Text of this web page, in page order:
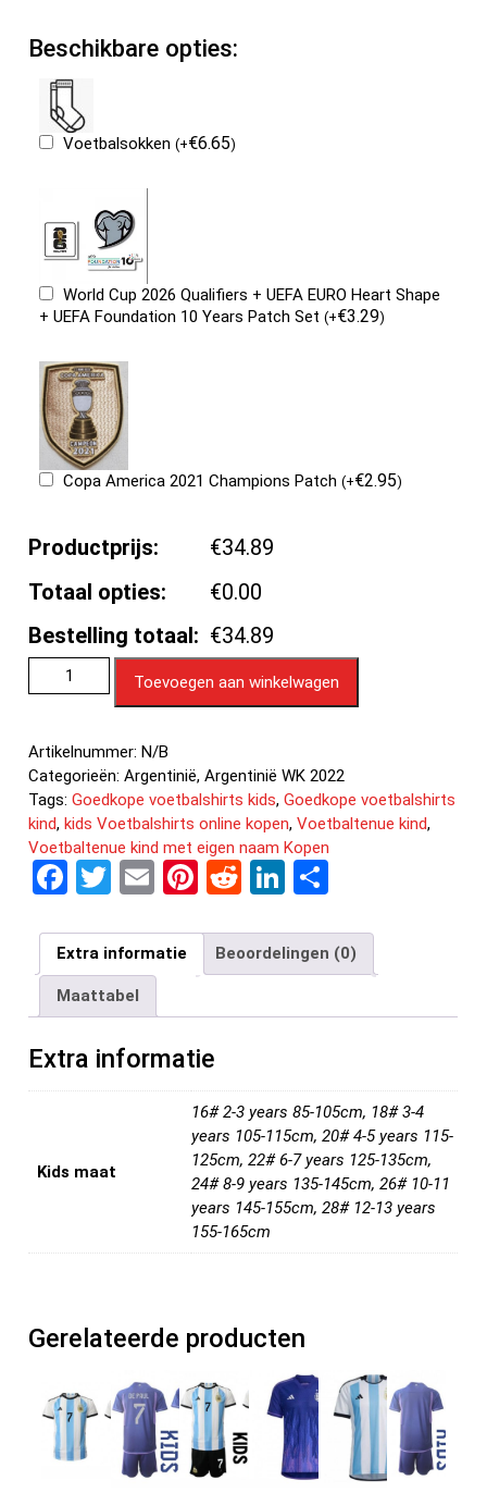
Beschikbare opties:
Voetbalsokken(+€6.65)
World Cup 2026 Qualifiers + UEFA EURO Heart Shape
+ UEFA Foundation 10 Years Patch Set(+€3.29)
Copa America 2021 Champions Patch(+€2.95)
Productprijs:
€34.89
Totaal opties:
€0.00
Bestelling totaal: €34.89
Toevoegen aan winkelwagen
Artikelnummer:N/B
Categorieën:Argentinië,Argentinië WK 2022
Tags:Goedkope voetbalshirts kids,Goedkope voetbalshirts
kind,kids Voetbalshirts online kopen,Voetbaltenue kind,
Voetbaltenue kind met eigen naam Kopen
F
ce
b
o
o
k
T
tt
er
E
ail
Pi
er
es
t
R
d
di
t
Li
ke
dI
n
e
n
Extra informatie Beoordelingen (0)
Maattabel
Extra informatie
Kids maat
16# 2-3 years 85-105cm, 18# 3-4
years 105-115cm, 20# 4-5 years 115-
125cm, 22# 6-7 years 125-135cm,
24# 8-9 years 135-145cm, 26# 10-11
years 145-155cm, 28# 12-13 years
155-165cm
Gerelateerde producten